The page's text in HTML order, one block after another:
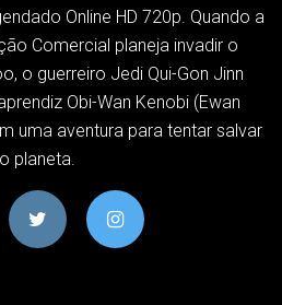
Online HD 720p. Quando a
Comercial planeja invadir o
o guerreiro Jedi Qui-Gon Jinn
Obi-Wan Kenobi (Ewan
uma aventura para tentar salvar
o planeta.